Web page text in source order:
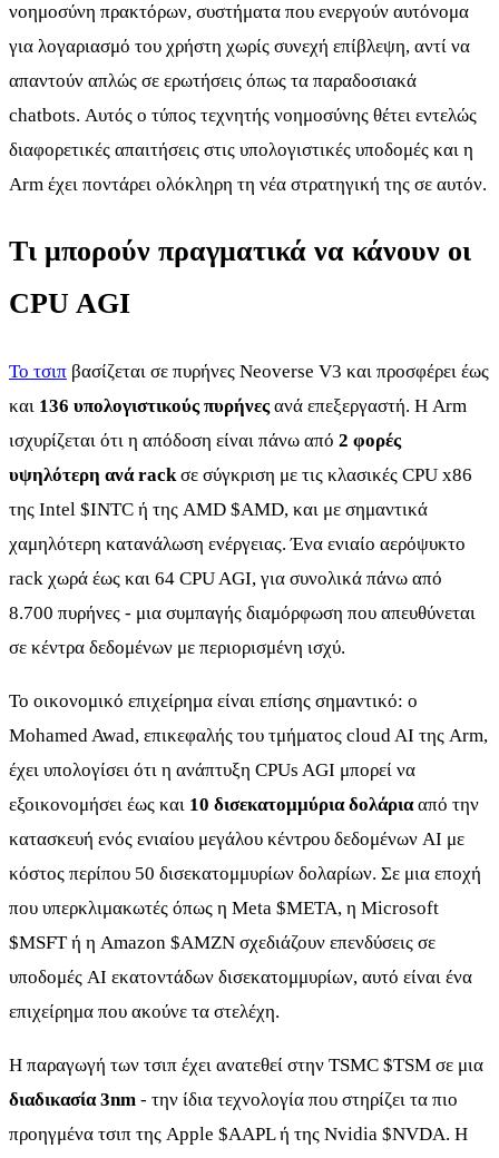
νοημοσύνη πρακτόρων, συστήματα που ενεργούν αυτόνομα
για λογαριασμό του χρήστη χωρίς συνεχή επίβλεψη, αντί να
απαντούν απλώς σε ερωτήσεις όπως τα παραδοσιακά
chatbots. Αυτός ο τύπος τεχνητής νοημοσύνης θέτει εντελώς
διαφορετικές απαιτήσεις στις υπολογιστικές υποδομές και η
Arm έχει ποντάρει ολόκληρη τη νέα στρατηγική της σε αυτόν.
Τι μπορούν πραγματικά να κάνουν οι
CPU AGI
Το τσιπ βασίζεται σε πυρήνες Neoverse V3 και προσφέρει έως
και 136 υπολογιστικούς πυρήνες ανά επεξεργαστή. Η Arm
ισχυρίζεται ότι η απόδοση είναι πάνω από 2 φορές
υψηλότερη ανά rack σε σύγκριση με τις κλασικές CPU x86
της Intel $INTC ή της AMD $AMD, και με σημαντικά
χαμηλότερη κατανάλωση ενέργειας. Ένα ενιαίο αερόψυκτο
rack χωρά έως και 64 CPU AGI, για συνολικά πάνω από
8.700 πυρήνες - μια συμπαγής διαμόρφωση που απευθύνεται
σε κέντρα δεδομένων με περιορισμένη ισχύ.
Το οικονομικό επιχείρημα είναι επίσης σημαντικό: ο
Mohamed Awad, επικεφαλής του τμήματος cloud AI της Arm,
έχει υπολογίσει ότι η ανάπτυξη CPUs AGI μπορεί να
εξοικονομήσει έως και 10 δισεκατομμύρια δολάριααπό την
κατασκευή ενός ενιαίου μεγάλου κέντρου δεδομένων AI με
κόστος περίπου 50 δισεκατομμυρίων δολαρίων. Σε μια εποχή
που υπερκλιμακωτές όπως η Meta $META, η Microsoft
$MSFTή η Amazon $AMZN σχεδιάζουν επενδύσεις σε
υποδομές AI εκατοντάδων δισεκατομμυρίων, αυτό είναι ένα
επιχείρημα που ακούνε τα στελέχη.
Η παραγωγή των τσιπ έχει ανατεθεί στην TSMC $TSM σε μια
διαδικασία 3nm - την ίδια τεχνολογία που στηρίζει τα πιο
προηγμένα τσιπ της Apple $AAPLή της Nvidia $NVDA. Η